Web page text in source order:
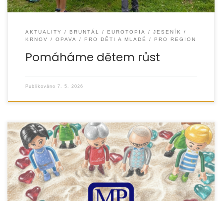
AKTUALITY BRUNTÁL EUROTOPIA
JESENÍK
KRNOV
OPAVA PRO DĚTI A MLADÉ PRO REGION
Pomáháme dětem růst
Publikováno 7. 5. 2026
Rozvod nebo rozchod rodičů patří mezi velmi náročné
životní situace, které výrazně ovlivňují zejména děti. Projekt
„Jde to i jinak – pomoc